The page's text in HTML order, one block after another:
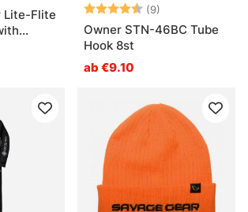
Lite-Flite
Bewertung:(9)
Owner STN-46BC Tube
Hook 8st
ab €9.10